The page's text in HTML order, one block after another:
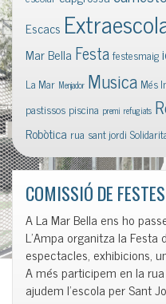
Escacs
Mar Bella Festafestesmaig
La Mar Menjador Musica Més
pastissos piscina premi refugiats
Robòtica rua sant jordi
COMISSIÓ DE FESTES
A La Mar Bella ens ho
L’Ampa organitza la
espectacles, exhibicions,
A més participem en la
ajudem l’escola per Sant